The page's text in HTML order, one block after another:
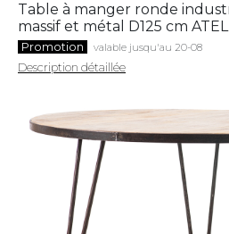
Table à manger ronde
massif et métal D125 cm
Promotion valable jusqu'au 20-08
Description détaillée